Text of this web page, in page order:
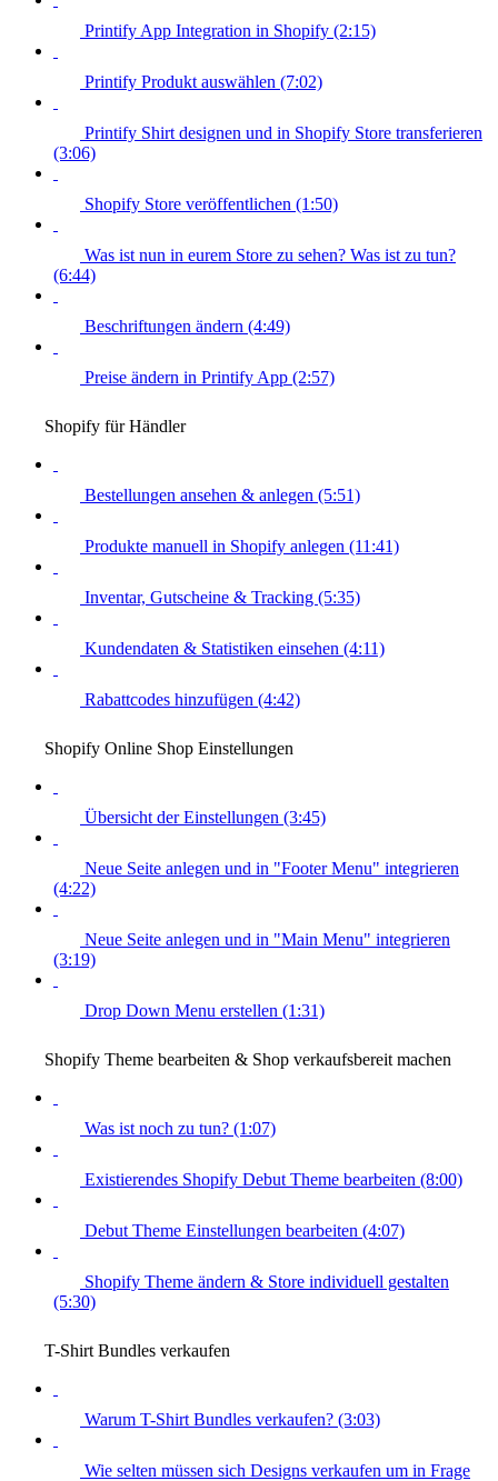
Printify App Integration in Shopify (2:15)
Printify Produkt auswählen (7:02)
Printify Shirt designen und in Shopify Store transferieren
(3:06)
Shopify Store veröffentlichen (1:50)
Was ist nun in eurem Store zu sehen? Was ist zu tun?
(6:44)
Beschriftungen ändern (4:49)
Preise ändern in Printify App (2:57)
Shopify für Händler
Bestellungen ansehen & anlegen (5:51)
Produkte manuell in Shopify anlegen (11:41)
Inventar, Gutscheine & Tracking (5:35)
Kundendaten & Statistiken einsehen (4:11)
Rabattcodes hinzufügen (4:42)
Shopify Online Shop Einstellungen
Übersicht der Einstellungen (3:45)
Neue Seite anlegen und in "Footer Menu" integrieren
(4:22)
Neue Seite anlegen und in "Main Menu" integrieren
(3:19)
Drop Down Menu erstellen (1:31)
Shopify Theme bearbeiten & Shop verkaufsbereit machen
Was ist noch zu tun? (1:07)
Existierendes Shopify Debut Theme bearbeiten (8:00)
Debut Theme Einstellungen bearbeiten (4:07)
Shopify Theme ändern & Store individuell gestalten
(5:30)
T-Shirt Bundles verkaufen
Warum T-Shirt Bundles verkaufen? (3:03)
Wie selten müssen sich Designs verkaufen um in Frage